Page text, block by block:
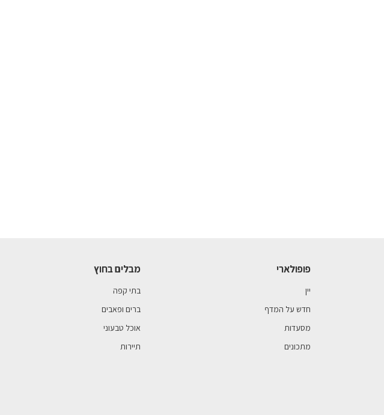
פופולארי
יין
חדש על המדף
מסעדות
מתכונים
מבלים בחוץ
בתי קפה
ברים ופאבים
אוכל טבעוני
תיירות